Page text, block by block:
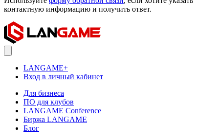
контактную информацию и получить ответ.
LANGAME+
Вход в личный кабинет
Для бизнеса
ПО для клубов
LANGAME Conference
Биржа LANGAME
Блог